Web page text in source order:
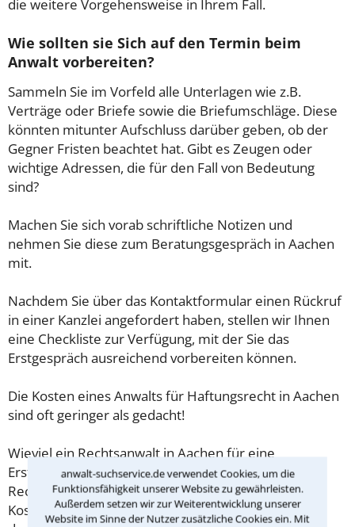
anwalt-suchservice.de verwendet Cookies, um die
Funktionsfähigkeit unserer Website zu gewährleisten.
Außerdem setzen wir zur Weiterentwicklung unserer
Website im Sinne der Nutzer zusätzliche Cookies ein. Mit
die weitere Vorgehensweise in Ihrem Fall.
Wie sollten sie Sich auf den Termin beim
Anwalt vorbereiten?
Sammeln Sie im Vorfeld alle Unterlagen wie z.B.
Verträge oder Briefe sowie die Briefumschläge. Diese
könnten mitunter Aufschluss darüber geben, ob der
Gegner Fristen beachtet hat. Gibt es Zeugen oder
wichtige Adressen, die für den Fall von Bedeutung
sind?
Machen Sie sich vorab schriftliche Notizen und
nehmen Sie diese zum Beratungsgespräch in Aachen
mit.
Nachdem Sie über das Kontaktformular einen Rückruf
in einer Kanzlei angefordert haben, stellen wir Ihnen
eine Checkliste zur Verfügung, mit der Sie das
Erstgespräch ausreichend vorbereiten können.
Die Kosten eines Anwalts für Haftungsrecht in Aachen
sind oft geringer als gedacht!
Wieviel ein Rechtsanwalt in Aachen für eine
Erstberatung verlangen darf, ist in §34 des
Rechtsanwaltsvergütungsgesetz (RVG) geregelt. Die
Kosten für das erste Beratungsgespräch betragen